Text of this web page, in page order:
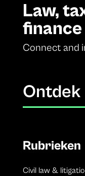
Law,
finance
Connect and
Ontdek
Rubrieken
Civil law &